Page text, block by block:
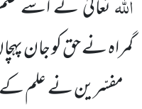
تعالیٰ نے اسے
گمراہ نے حق کو جان
مفسّرین نے علم کے